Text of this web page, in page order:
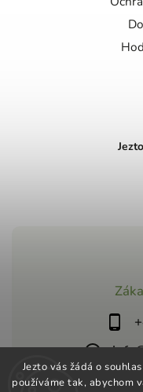
Jezto vás žádá o
používáme tak, abychom